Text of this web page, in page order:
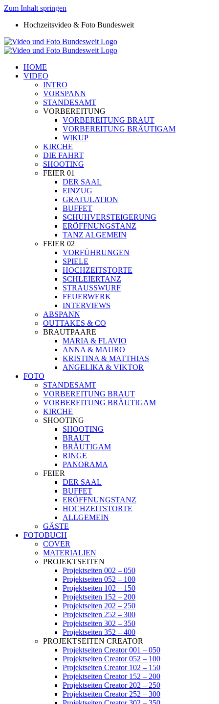
Zum Inhalt springen
Hochzeitsvideo & Foto Bundesweit
HOME
VIDEO
INTRO
VORSPANN
STANDESAMT
VORBEREITUNG
VORBEREITUNG BRAUT
VORBEREITUNG BRÄUTIGAM
WIKUP
KIRCHE
DIE FAHRT
SHOOTING
FEIER 01
DER SAAL
EINZUG
GRATULATION
BUFFET
SCHUHVERSTEIGERUNG
ERÖFFNUNGSTANZ
TANZ ALGEMEIN
FEIER 02
VORFÜHRUNGEN
SPIELE
HOCHZEITSTORTE
SCHLEIERTANZ
STRAUSSWURF
FEUERWERK
INTERVIEWS
ABSPANN
OUTTAKES & CO
BRAUTPAARE
MARIA & FLAVIO
ANNA & MAURO
KRISTINA & MATTHIAS
ANGELIKA & VIKTOR
FOTO
STANDESAMT
VORBEREITUNG BRAUT
VORBEREITUNG BRÄUTIGAM
KIRCHE
SHOOTING
SHOOTING
BRAUT
BRÄUTIGAM
RINGE
PANORAMA
FEIER
DER SAAL
BUFFET
ERÖFFNUNGSTANZ
HOCHZEITSTORTE
ALLGEMEIN
GÄSTE
FOTOBUCH
COVER
MATERIALIEN
PROJEKTSEITEN
Projektseiten 002 – 050
Projektseiten 052 – 100
Projektseiten 102 – 150
Projektseiten 152 – 200
Projektseiten 202 – 250
Projektseiten 252 – 300
Projektseiten 302 – 350
Projektseiten 352 – 400
PROJEKTSEITEN CREATOR
Projektseiten Creator 001 – 050
Projektseiten Creator 052 – 100
Projektseiten Creator 102 – 150
Projektseiten Creator 152 – 200
Projektseiten Creator 202 – 250
Projektseiten Creator 252 – 300